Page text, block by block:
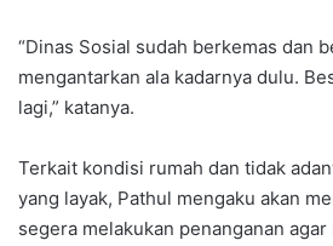
“Dinas Sosial sudah berkemas dan
mengantarkan ala kadarnya dulu.
lagi,” katanya.
Terkait kondisi rumah dan tidak
yang layak, Pathul mengaku akan
segera melakukan penanganan